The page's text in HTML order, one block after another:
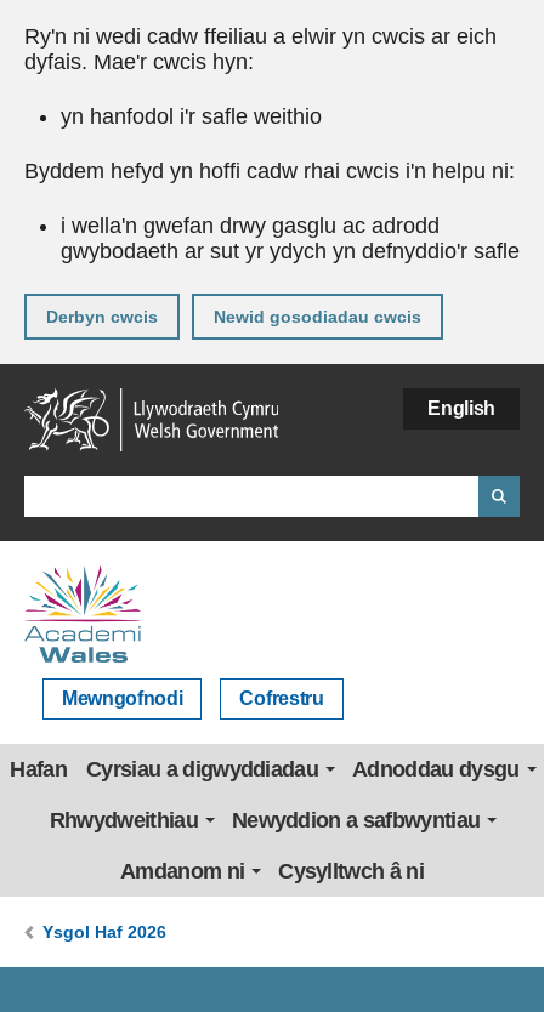
Ry'n ni wedi cadw ffeiliau a elwir yn cwcis ar eich
dyfais. Mae'r cwcis hyn:
yn hanfodol i'r safle weithio
Byddem hefyd yn hoffi cadw rhai cwcis i'n helpu ni:
i wella'n gwefan drwy gasglu ac adrodd
gwybodaeth ar sut yr ydych yn defnyddio'r safle
Derbyn cwcis Newid gosodiadau cwcis
Neidio
i'r
prif
gynnwy
English
Mewngofnodi Cofrestru
Hafan Cyrsiau a digwyddiadau Adnoddau dysgu
Rhwydweithiau Newyddion a safbwyntiau
Amdanom ni Cysylltwch â ni
Ysgol Haf 2026